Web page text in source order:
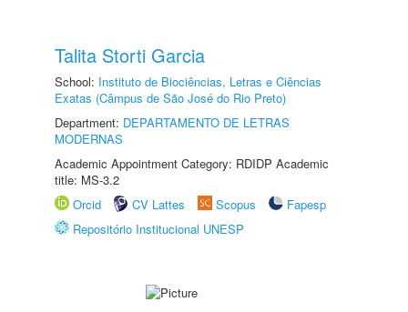
Talita Storti Garcia
School: Instituto de Biociências, Letras e Ciências
Exatas (Câmpus de São José do Rio Preto)
Department: DEPARTAMENTO DE LETRAS
MODERNAS
Academic Appointment Category: RDIDP Academic
title: MS-3.2
Orcid
CV Lattes Scopus
Fapesp
Repositório Institucional UNESP